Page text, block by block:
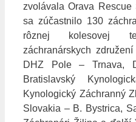
zvolávala Orava
sa zúčastnilo 130
rôznej kolesovej
záchranárskych
DHZ Pole – Trnava,
Bratislavský
Kynologický Záchranný
Slovakia – B. Bystrica,